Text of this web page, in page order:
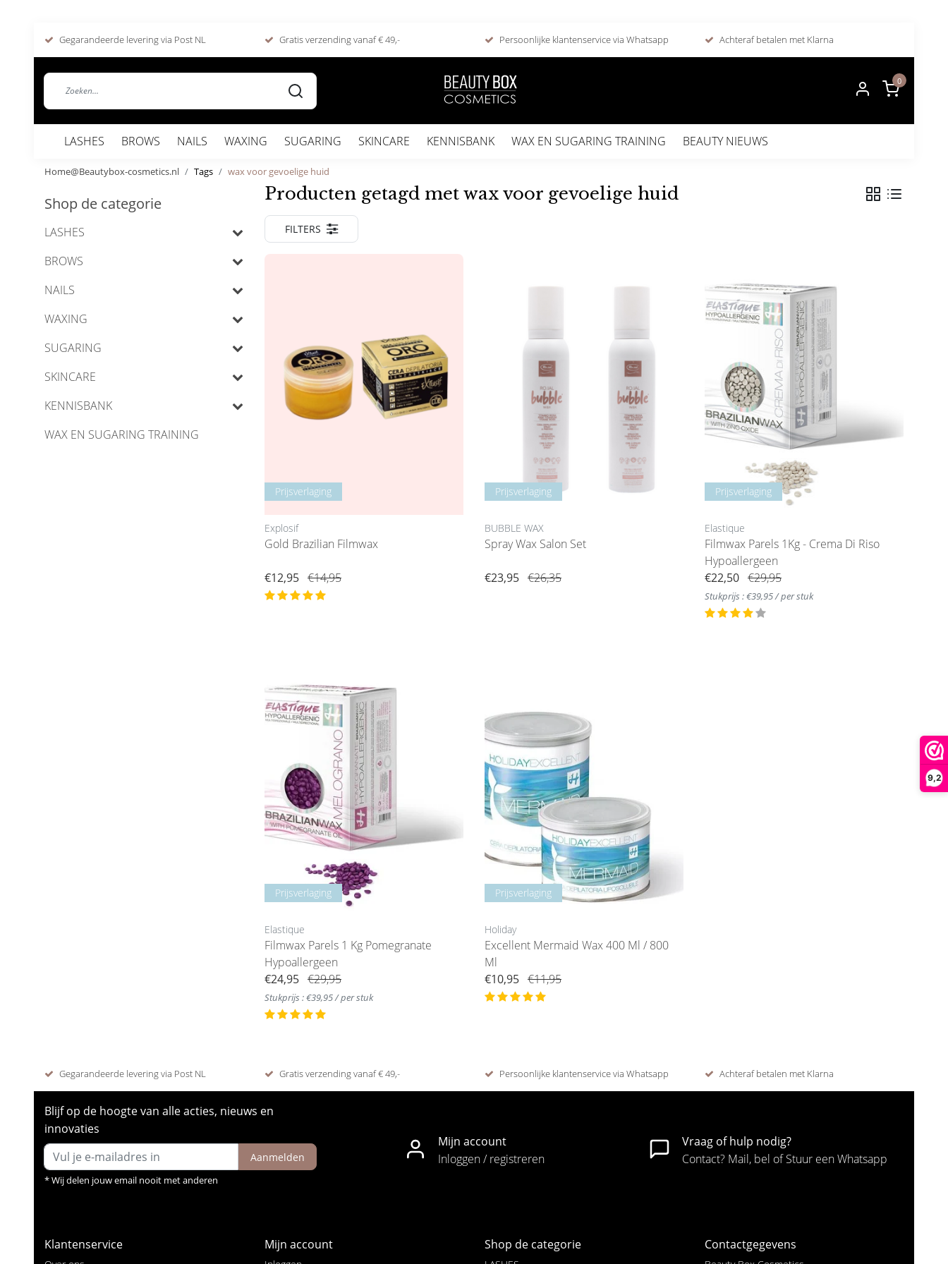
9,2
Gegarandeerde levering via Post NL Gratis verzending vanaf € 49,- Persoonlijke klantenservice via Whatsapp Achteraf betalen met Klarna
0
LASHES BROWS NAILS WAXING SUGARING SKINCARE KENNISBANK WAX EN SUGARING TRAINING BEAUTY NIEUWS
Home@Beautybox-cosmetics.nl Tags wax voor gevoelige huid
Shop de categorie
LASHES
BROWS
NAILS
WAXING
SUGARING
SKINCARE
KENNISBANK
WAX EN SUGARING TRAINING
Producten getagd met wax voor gevoelige huid
FILTERS
Prijsverlaging
Explosif
Gold Brazilian Filmwax
€12,95 €14,95
Prijsverlaging
BUBBLE WAX
Spray Wax Salon Set
€23,95 €26,35
Prijsverlaging
Elastique
Filmwax Parels 1Kg - Crema Di Riso
Hypoallergeen
€22,50 €29,95
Stukprijs : €39,95 / per stuk
Prijsverlaging
Elastique
Filmwax Parels 1 Kg Pomegranate
Hypoallergeen
€24,95 €29,95
Stukprijs : €39,95 / per stuk
Prijsverlaging
Holiday
Excellent Mermaid Wax 400 Ml / 800
Ml
€10,95 €11,95
Gegarandeerde levering via Post NL Gratis verzending vanaf € 49,- Persoonlijke klantenservice via Whatsapp Achteraf betalen met Klarna
Blijf op de hoogte van alle acties, nieuws en
innovaties
Aanmelden
* Wij delen jouw email nooit met anderen
Mijn account
Inloggen / registreren
Vraag of hulp nodig?
Contact? Mail, bel of Stuur een Whatsapp
Klantenservice Mijn account Shop de categorie Contactgegevens